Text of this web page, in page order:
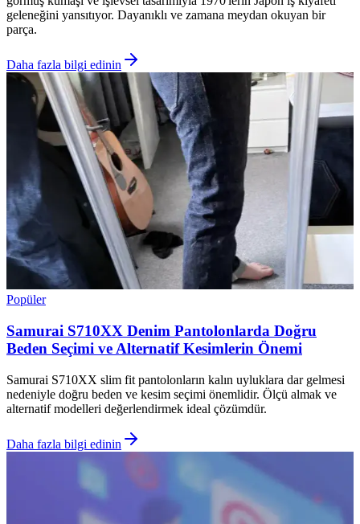
geleneğini yansıtıyor. Dayanıklı ve zamana meydan okuyan bir
parça.
Daha fazla bilgi edinin
Popüler
Samurai S710XX Denim Pantolonlarda Doğru
Beden Seçimi ve Alternatif Kesimlerin Önemi
Samurai S710XX slim fit pantolonların kalın uyluklara dar gelmesi
nedeniyle doğru beden ve kesim seçimi önemlidir. Ölçü almak ve
alternatif modelleri değerlendirmek ideal çözümdür.
Daha fazla bilgi edinin